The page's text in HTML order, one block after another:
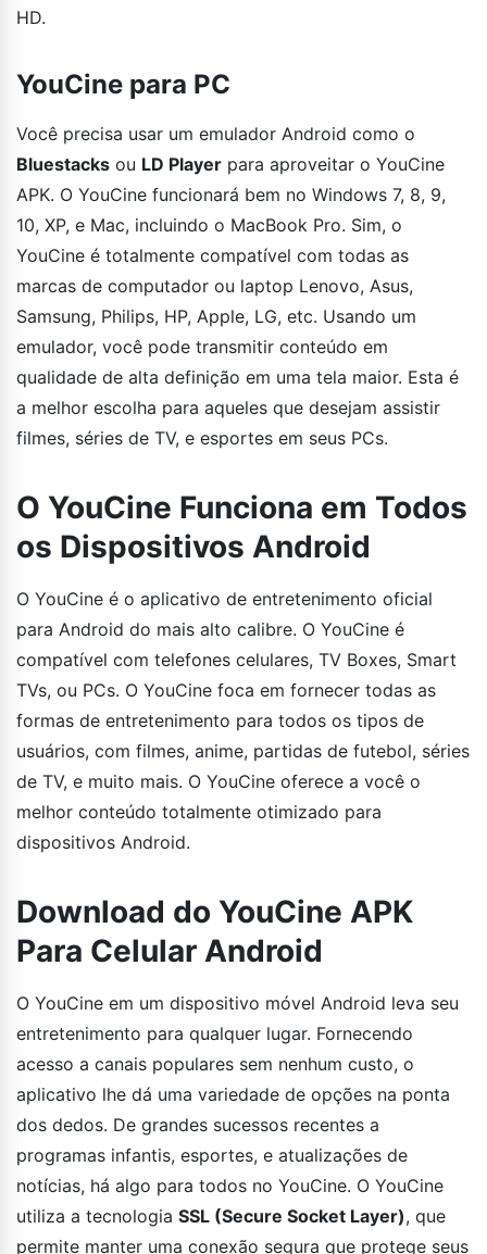
HD.
YouCine para PC
Você precisa usar um emulador Android como o
Bluestacks ou LD Player para aproveitar o YouCine
APK. O YouCine funcionará bem no Windows 7, 8, 9,
10, XP, e Mac, incluindo o MacBook Pro. Sim, o
YouCine é totalmente compatível com todas as
marcas de computador ou laptop Lenovo, Asus,
Samsung, Philips, HP, Apple, LG, etc. Usando um
emulador, você pode transmitir conteúdo em
qualidade de alta definição em uma tela maior. Esta é
a melhor escolha para aqueles que desejam assistir
filmes, séries de TV, e esportes em seus PCs.
O YouCine Funciona em Todos
os Dispositivos Android
O YouCine é o aplicativo de entretenimento oficial
para Android do mais alto calibre. O YouCine é
compatível com telefones celulares, TV Boxes, Smart
TVs, ou PCs. O YouCine foca em fornecer todas as
formas de entretenimento para todos os tipos de
usuários, com filmes, anime, partidas de futebol, séries
de TV, e muito mais. O YouCine oferece a você o
melhor conteúdo totalmente otimizado para
dispositivos Android.
Download do YouCine APK
Para Celular Android
O YouCine em um dispositivo móvel Android leva seu
entretenimento para qualquer lugar. Fornecendo
acesso a canais populares sem nenhum custo, o
aplicativo lhe dá uma variedade de opções na ponta
dos dedos. De grandes sucessos recentes a
programas infantis, esportes, e atualizações de
notícias, há algo para todos no YouCine. O YouCine
utiliza a tecnologia SSL (Secure Socket Layer), que
permite manter uma conexão segura que protege seus